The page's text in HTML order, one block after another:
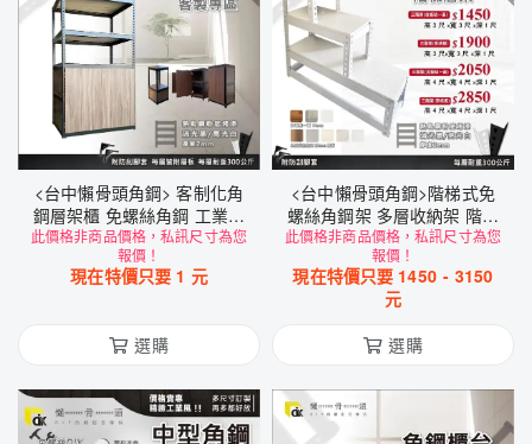
<台中懶骨頭角鋼> 客制化角
鋼層架櫃 免螺絲角鋼 工業風
置物架 工業風家具 DIY 簡單
拆裝
此價格非商品價格，私訊尺寸為您
報價！
現在特價只要 1 元
選購
<台中懶骨頭角鋼>階梯式免
螺絲角鋼架 多層收納架 階梯
架
此價格非商品價格，私訊尺寸為您
報價！
現在特價只要 1450 - 3150
元
選購